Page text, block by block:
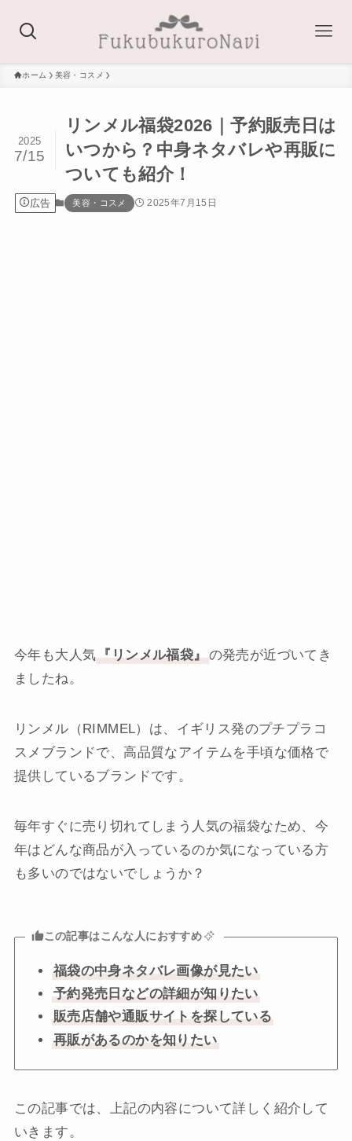
ホーム 美容・コスメ
リンメル福袋2026｜予約販売日は
いつから？中身ネタバレや再販に
ついても紹介！
2025
7/15
広告 美容・コスメ 2025年7月15日
今年も大人気 『リンメル福袋』
の発売が近づいてき
ましたね。
リンメル（RIMMEL）は、イギリス発のプチプラコ
スメブランドで、高品質なアイテムを手頃な価格で
提供しているブランドです。
毎年すぐに売り切れてしまう人気の福袋なため、今
年はどんな商品が入っているのか気になっている方
も多いのではないでしょうか？
この記事はこんな人におすすめ
福袋の中身ネタバレ画像が見たい
予約発売日などの詳細が知りたい
販売店舗や通販サイトを探している
再販があるのかを知りたい
この記事では、上記の内容について詳しく紹介して
いきます。